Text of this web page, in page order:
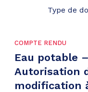
Type de
COMPTE RENDU
Eau potable
Autorisation
modification